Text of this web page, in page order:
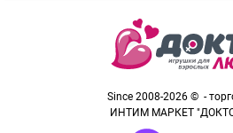
Since 2008-2026 © -
ИНТИМ МАРКЕТ